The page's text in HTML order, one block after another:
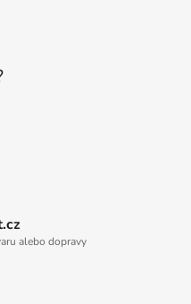
alebo dopravy